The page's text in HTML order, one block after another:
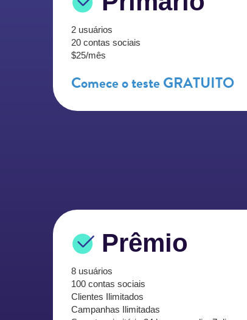
2 usuários
20 contas sociais
$25/mês
Comece o teste GRATUITO
Prêmio
8 usuários
100 contas sociais
Clientes Ilimitados
Campanhas Ilimitadas